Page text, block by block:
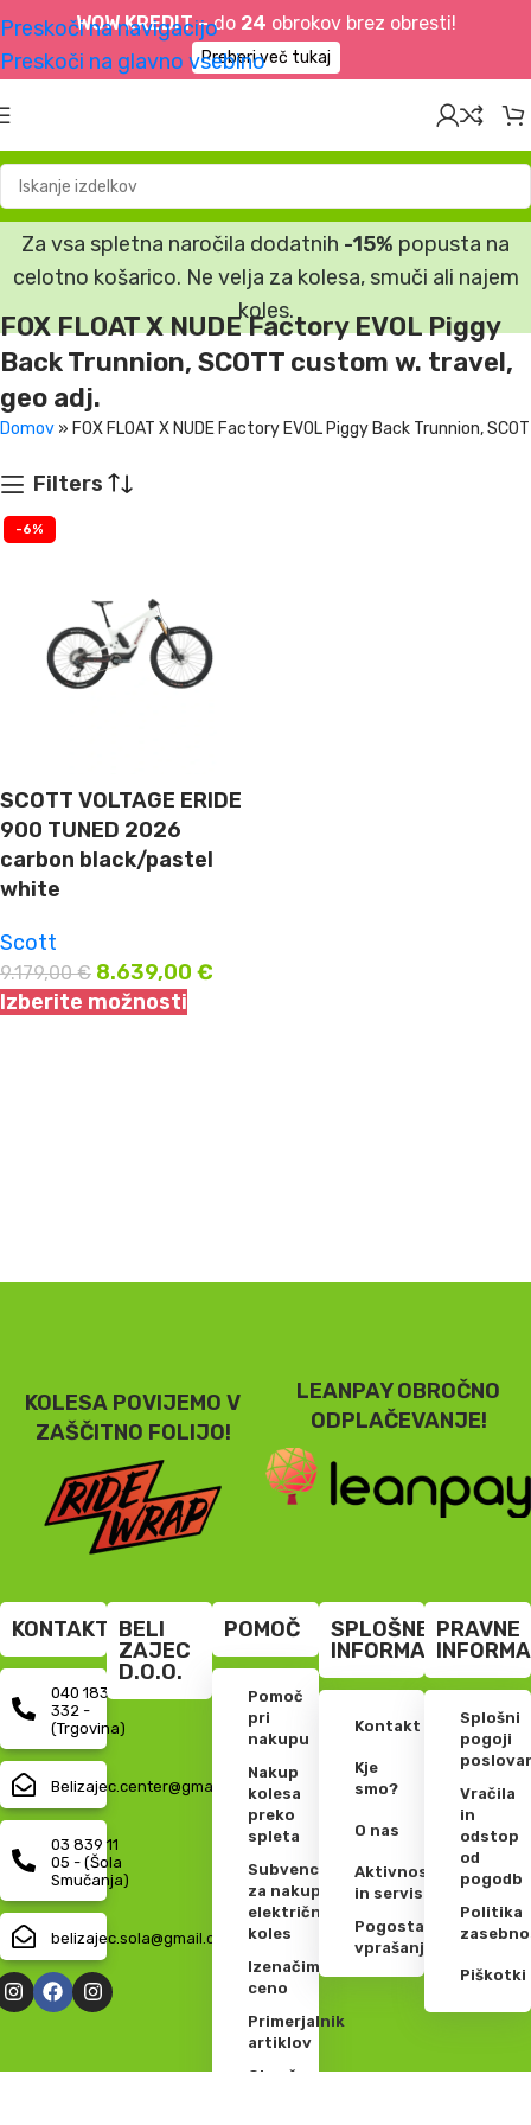
WOW KREDIT –do 24 obrokov brez obresti!
Preberi več tukaj
Preskoči na navigacijo
Preskoči na glavno vsebino
Za vsa spletna naročila dodatnih -15% popusta na
celotno košarico. Ne velja za kolesa, smuči ali najem
koles.
FOX FLOAT X NUDE Factory EVOL Piggy
Back Trunnion, SCOTT custom w. travel,
geo adj.
Domov » FOX FLOAT X NUDE Factory EVOL Piggy Back Trunnion,
Filters
-6%
SCOTT VOLTAGE ERIDE
900 TUNED 2026
carbon black/pastel
white
Scott
9.179,00€ 8.639,00 €
Izberite možnosti
KOLESA POVIJEMO V
ZAŠČITNO FOLIJO!
LEANPAY OBROČNO
ODPLAČEVANJE!
KONTAKT
040 183
332 -
(Trgovina)
Belizajec.center@gmail.com
03 839 11
05 - (Šola
Smučanja)
belizajec.sola@gmail.com
BELI
ZAJEC
D.O.O.
POMOČ
Pomoč
pri
nakupu
Nakup
kolesa
preko
spleta
Subvencije
za nakup
električnih
koles
Izenačimo
ceno
Primerjalnik
artiklov
Obročno
SPLOŠNE
INFORMACIJE
Kontakt
Kje
smo?
O nas
Aktivnosti
in servis
Pogosta
vprašanja
PRAVNE
Splošni
pogoji
Vračila
in
odstop
od
pogodb
Politika
Piškotki